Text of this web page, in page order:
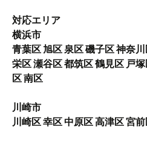
対応エリア
横浜市
青葉区 旭区 泉区 磯子区 神奈
栄区 瀬谷区 都筑区 鶴見区 戸
区 南区
川崎市
川崎区 幸区 中原区 高津区 宮